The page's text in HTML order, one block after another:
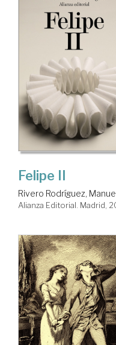
Felipe II
Rivero Rodríguez,
Alianza Editorial. Madrid,